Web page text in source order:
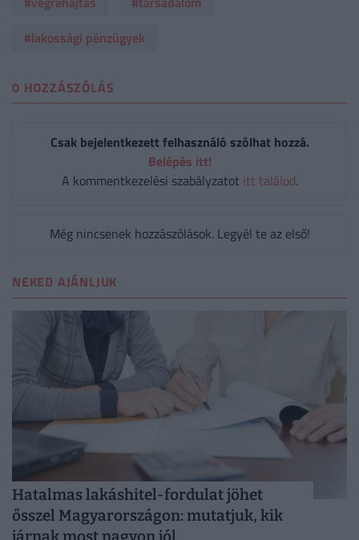
#lakossági pénzügyek
0 HOZZÁSZÓLÁS
Csak bejelentkezett felhasználó szólhat hozzá.
Belépés itt!
A kommentkezelési szabályzatot itt találod.
Még nincsenek hozzászólások. Legyél te az első!
NEKED AJÁNLJUK
Hatalmas lakáshitel-fordulat jöhet
ősszel Magyarországon: mutatjuk, kik